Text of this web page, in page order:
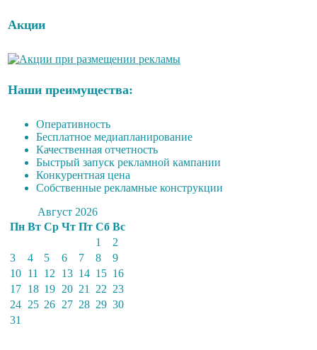
Акции
Наши преимущества:
Оперативность
Бесплатное медиапланирование
Качественная отчетность
Быстрый запуск рекламной кампании
Конкурентная цена
Собственные рекламные конструкции
Август 2026
Пн Вт Ср Чт Пт Сб Вс
1
2
3
4 5 6 7 8
9
10 11 12 13 14 15 16
17 18 19 20 21 22 23
24 25 26 27 28 29 30
31